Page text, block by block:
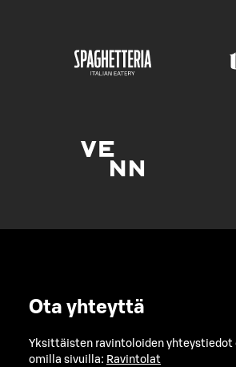
Ota yhteyttä
Yksittäisten ravintoloiden yhteystiedot
omilla sivuilla: Ravintolat